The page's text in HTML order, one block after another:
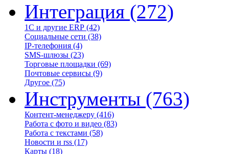
Интеграция (272)
1С и другие ERP (42)
Социальные сети (38)
IP-телефония (4)
SMS-шлюзы (23)
Торговые площадки (69)
Почтовые сервисы (9)
Другое (75)
Инструменты (763)
Контент-менеджеру (416)
Работа с фото и видео (83)
Работа с текстами (58)
Новости и rss (17)
Карты (18)